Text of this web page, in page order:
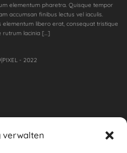
verwalten
elementum pharetra. Quisque tempor
accumsan finibus lectus vel iaculis.
elementum libero erat, consequat tristique
rutrum lacinia […]
- 2022